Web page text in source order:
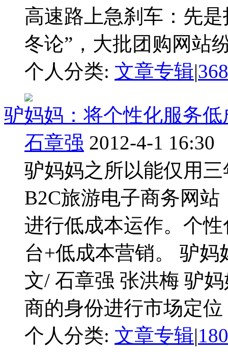
高速路上急刹车：先
冬论”，大批团购网站
个人分类: 文章专辑|
驴妈妈：将个性化服务
石章强 2012-4-1 16:30
驴妈妈之所以能仅用
B2C旅游电子商务网
进行低成本运作。个
台+低成本营销。 驴
文/ 石章强 张洪梅 驴
商的身份进行市场定
个人分类: 文章专辑|